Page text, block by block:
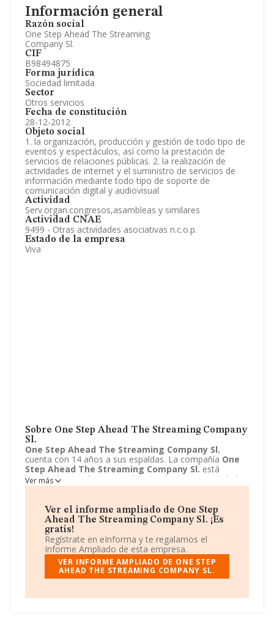
Información general
Razón social
One Step Ahead The Streaming
Company Sl.
CIF
B98494875
Forma jurídica
Sociedad limitada
Sector
Otros servicios
Fecha de constitución
28-12-2012
Objeto social
1. la organización, producción y gestión de todo tipo de
eventos y espectáculos, así como la prestación de
servicios de relaciones públicas. 2. la realización de
actividades de internet y el suministro de servicios de
información mediante todo tipo de soporte de
comunicación digital y audiovisual
Actividad
Serv.organ.congresos,asambleas y similares
Actividad CNAE
9499 - Otras actividades asociativas n.c.o.p.
Estado de la empresa
Viva
Sobre One Step Ahead The Streaming Company
Sl.
One Step Ahead The Streaming Company Sl.
cuenta con 14 años a sus espaldas. La compañía One
Step Ahead The Streaming Company Sl. está
localizada en Urbanizacion la Cañada, 24. Su actividad
CNAE se ubica dentro de 9499 - Otras actividades
Company Sl.tiene un modelo de sociedad Sociedad
limitada.
Ver más
Ver el informe ampliado de One Step
Ahead The Streaming Company Sl. ¡Es
gratis!
Regístrate en eInforma y te regalamos el
Informe Ampliado de esta empresa.
VER INFORME AMPLIADO DE ONE STEP
AHEAD THE STREAMING COMPANY SL.
Información oficial y registral complementaria.